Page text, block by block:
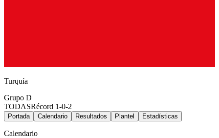
Turquía
Grupo D
TODASRécord 1-0-2
Portada Calendario Resultados Plantel Estadísticas
Calendario